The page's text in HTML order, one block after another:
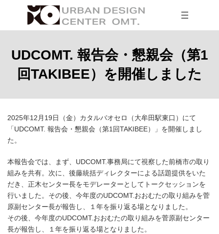
ン
ー
UDCOMT. 報告会・懇親会（第1
回TAKIBEE）を開催しました
2025年12月19日（金）カタルバオセロ（大牟田駅東口）にて
「UDCOMT. 報告会・懇親会（第1回TAKIBEE）」を開催しまし
た。
本報告会では、まず、UDCOMT.事務局にて視察した前橋市の取り
組みを共有。次に、後藤統括ディレクターによる話題提供をいた
だき、正木センター長をモデレーターとしてトークセッションを
行いました。その後、今年度のUDCOMT.おおむたの取り組みを菅
原副センター長が報告し、１年を振り返る場となりました。
その後、今年度のUDCOMT.おおむたの取り組みを菅原副センター
長が報告し、１年を振り返る場となりました。